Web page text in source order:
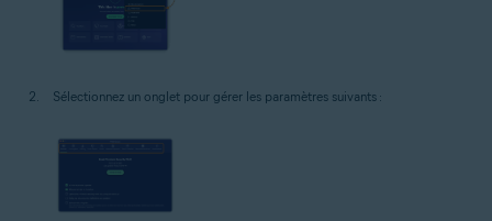
Sélectionnez un onglet pour gérer les paramètres suivants :